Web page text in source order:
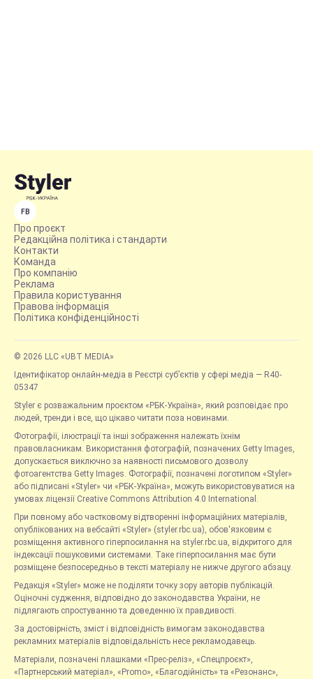
FB
Про проєкт
Редакційна політика і стандарти
Контакти
Команда
Про компанію
Реклама
Правила користування
Правова інформація
Політика конфіденційності
© 2026 LLC «UBT MEDIA»
Ідентифікатор онлайн-медіа в Реєстрі суб’єктів у сфері медіа — R40-
05347
Styler є розважальним проєктом «РБК-Україна», який розповідає про
людей, тренди і все, що цікаво читати поза новинами.
Фотографії, ілюстрації та інші зображення належать їхнім
правовласникам. Використання фотографій, позначених Getty Images,
допускається виключно за наявності письмового дозволу
фотоагентства Getty Images. Фотографії, позначені логотипом «Styler»
або підписані «Styler» чи «РБК-Україна», можуть використовуватися на
умовах ліцензії Creative Commons Attribution 4.0 International.
При повному або частковому відтворенні інформаційних матеріалів,
опублікованих на вебсайті «Styler» (styler.rbc.ua), обов'язковим є
розміщення активного гіперпосилання на styler.rbc.ua, відкритого для
індексації пошуковими системами. Таке гіперпосилання має бути
розміщене безпосередньо в тексті матеріалу не нижче другого абзацу.
Редакція «Styler» може не поділяти точку зору авторів публікацій.
Оціночні судження, відповідно до законодавства України, не
підлягають спростуванню та доведенню їх правдивості.
За достовірність, зміст і відповідність вимогам законодавства
рекламних матеріалів відповідальність несе рекламодавець.
Матеріали, позначені плашками «Прес-реліз», «Спецпроєкт»,
«Партнерський матеріал», «Promo», «Благодійність» та «Резонанс»,